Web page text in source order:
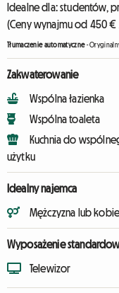
Idealne dla: studentów,
(Ceny wynajmu od 450
Tłumaczenie automatyczne-
Zakwaterowanie
Wspólna łazienka
Wspólna toaleta
Kuchnia do
użytku
Idealny najemca
Mężczyzna lub
Wyposażenie
Telewizor